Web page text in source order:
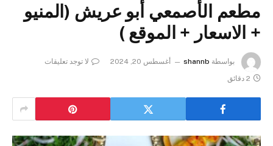
مطعم الأصمعي أبو عريش (المنيو
+ الاسعار + الموقع )
بواسطة shannb أغسطس 20, 2024
لا توجد تعليقات
2 دقائق